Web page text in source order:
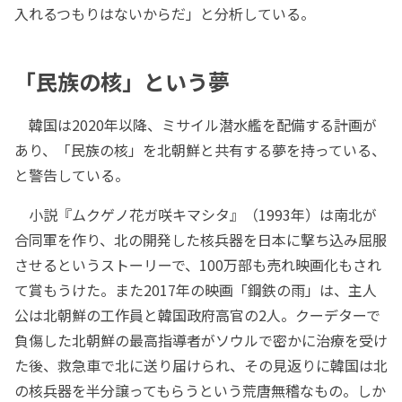
入れるつもりはないからだ」と分析している。
「民族の核」という夢
韓国は2020年以降、ミサイル潜水艦を配備する計画が
あり、「民族の核」を北朝鮮と共有する夢を持っている、
と警告している。
小説『ムクゲノ花ガ咲キマシタ』（1993年）は南北が
合同軍を作り、北の開発した核兵器を日本に撃ち込み屈服
させるというストーリーで、100万部も売れ映画化もされ
て賞もうけた。また2017年の映画「鋼鉄の雨」は、主人
公は北朝鮮の工作員と韓国政府高官の2人。クーデターで
負傷した北朝鮮の最高指導者がソウルで密かに治療を受け
た後、救急車で北に送り届けられ、その見返りに韓国は北
の核兵器を半分譲ってもらうという荒唐無稽なもの。しか